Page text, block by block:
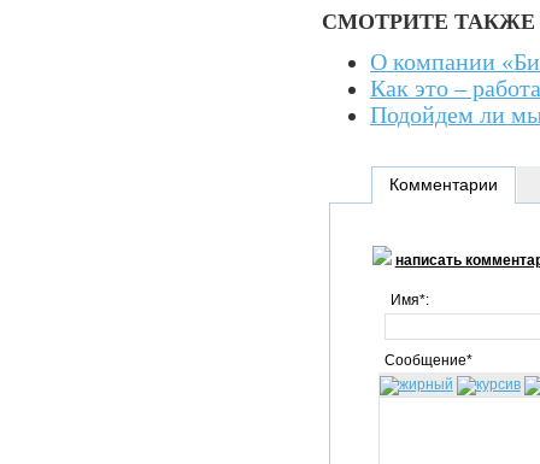
СМОТРИТЕ ТАКЖЕ
О компании
Как это –
Подойдем ли мы
Комментарии
написать
Имя*:
Сообщение*